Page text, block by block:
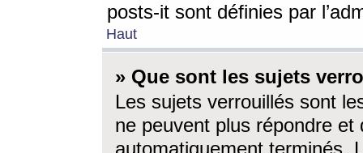
posts-it sont définies par
Haut
» Que sont les sujets
Les sujets verrouillés sont
ne peuvent plus répondre